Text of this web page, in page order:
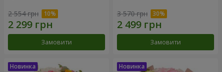
2 554 грн
Замовити
3 570 грн
Замовити